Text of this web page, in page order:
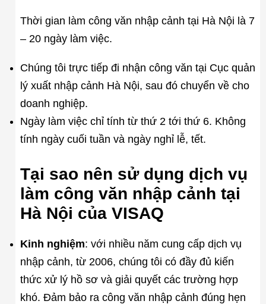
Thời gian làm công văn nhập cảnh tại Hà Nội là 7
– 20 ngày làm việc.
Chúng tôi trực tiếp đi nhận công văn tại Cục quản
lý xuất nhập cảnh Hà Nội, sau đó chuyển về cho
doanh nghiệp.
Ngày làm việc chỉ tính từ thứ 2 tới thứ 6. Không
tính ngày cuối tuần và ngày nghỉ lễ, tết.
Tại sao nên sử dụng dịch vụ
làm công văn nhập cảnh tại
Hà Nội của VISAQ
Kinh nghiệm: với nhiều năm cung cấp dịch vụ
nhập cảnh, từ 2006, chúng tôi có đầy đủ kiến
thức xử lý hồ sơ và giải quyết các trường hợp
khó. Đảm bảo ra công văn nhập cảnh đúng hẹn